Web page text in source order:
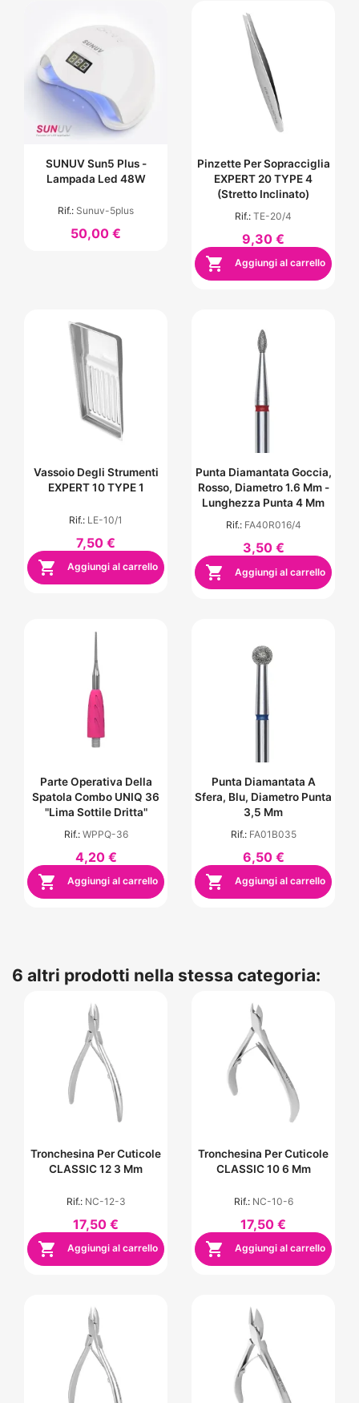
SUNUV Sun5 Plus -
Lampada Led 48W
Rif.: Sunuv-5plus
50,00 €
Pinzette Per Sopracciglia
EXPERT 20 TYPE 4
(stretto Inclinato)
Rif.: TE-20/4
9,30 €
 Aggiungi al carrello
Vassoio Degli Strumenti
EXPERT 10 TYPE 1
Rif.: LE-10/1
7,50 €
 Aggiungi al carrello
Punta Diamantata Goccia,
Rosso, Diametro 1.6 Mm -
Lunghezza Punta 4 Mm
Rif.: FA40R016/4
3,50 €
 Aggiungi al carrello
Parte Operativa Della
Spatola Combo UNIQ 36
"lima Sottile Dritta"
Rif.: WPPQ-36
4,20 €
 Aggiungi al carrello
Punta Diamantata A
Sfera, Blu, Diametro Punta
3,5 Mm
Rif.: FA01B035
6,50 €
 Aggiungi al carrello
6 altri prodotti nella stessa categoria:
Tronchesina Per Cuticole
CLASSIC 12 3 Mm
Rif.: NC-12-3
17,50 €
 Aggiungi al carrello
Tronchesina Per Cuticole
CLASSIC 10 6 Mm
Rif.: NC-10-6
17,50 €
 Aggiungi al carrello